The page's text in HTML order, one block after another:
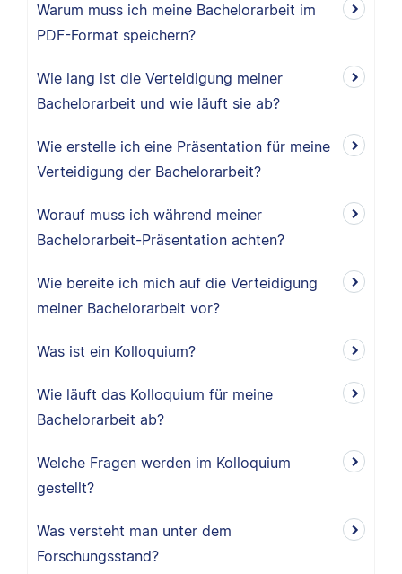
Warum muss ich meine Bachelorarbeit im
PDF-Format speichern?
Wie lang ist die Verteidigung meiner
Bachelorarbeit und wie läuft sie ab?
Wie erstelle ich eine Präsentation für meine
Verteidigung der Bachelorarbeit?
Worauf muss ich während meiner
Bachelorarbeit-Präsentation achten?
Wie bereite ich mich auf die Verteidigung
meiner Bachelorarbeit vor?
Was ist ein Kolloquium?
Wie läuft das Kolloquium für meine
Bachelorarbeit ab?
Welche Fragen werden im Kolloquium
gestellt?
Was versteht man unter dem
Forschungsstand?